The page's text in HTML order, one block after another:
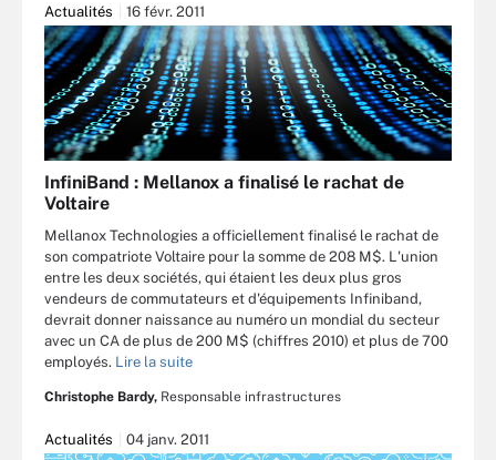
Actualités 16 févr. 2011
InfiniBand : Mellanox a finalisé le rachat de
Voltaire
Mellanox Technologies a officiellement finalisé le rachat de
son compatriote Voltaire pour la somme de 208 M$. L'union
entre les deux sociétés, qui étaient les deux plus gros
vendeurs de commutateurs et d'équipements Infiniband,
devrait donner naissance au numéro un mondial du secteur
avec un CA de plus de 200 M$ (chiffres 2010) et plus de 700
employés. Lire la suite
Christophe Bardy, Responsable infrastructures
Actualités 04 janv. 2011